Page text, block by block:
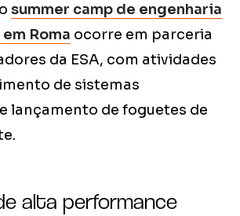
summer camp de engenharia
Roma ocorre em parceria
da ESA, com atividades
de sistemas
lançamento de foguetes de
alta performance